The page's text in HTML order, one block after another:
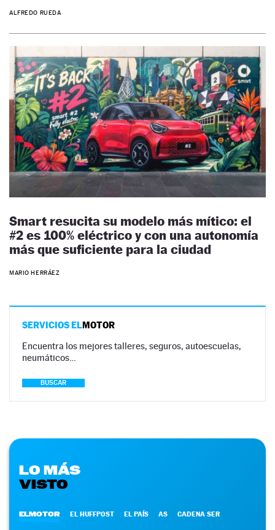
ALFREDO RUEDA
Smart resucita su modelo más mítico: el
#2 es 100% eléctrico y con una autonomía
más que suficiente para la ciudad
MARIO HERRÁEZ
SERVICIOS ELMOTOR
Encuentra los mejores talleres, seguros, autoescuelas,
neumáticos…
BUSCAR
LO MÁS
VISTO
ELMOTOR EL HUFFPOST EL PAÍS AS CADENA SER